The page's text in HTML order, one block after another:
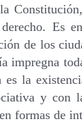
Es
de los
impregna
la
y con
formas de